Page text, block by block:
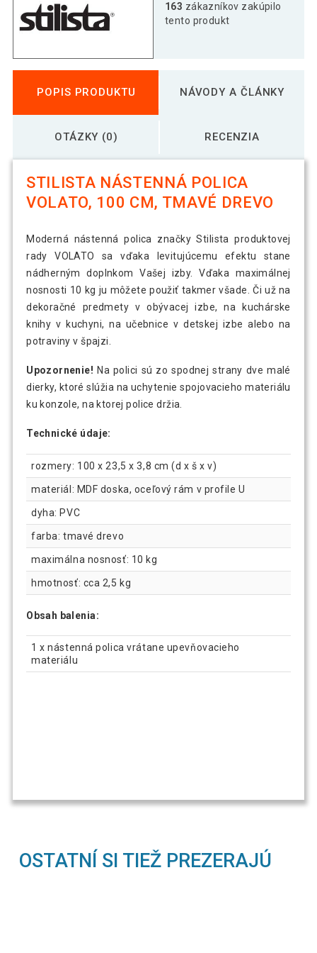
163 zákazníkov zakúpilo
tento produkt
POPIS PRODUKTU NÁVODY A ČLÁNKY
OTÁZKY (0) RECENZIA
STILISTA NÁSTENNÁ POLICA
VOLATO, 100 CM, TMAVÉ DREVO
Moderná nástenná polica značky Stilista produktovej
rady VOLATO sa vďaka levitujúcemu efektu stane
nádherným doplnkom Vašej izby. Vďaka maximálnej
nosnosti 10 kg ju môžete použiť takmer všade. Či už na
dekoračné predmety v obývacej izbe, na kuchárske
knihy v kuchyni, na učebnice v detskej izbe alebo na
potraviny v špajzi.
Upozornenie! Na polici sú zo spodnej strany dve malé
dierky, ktoré slúžia na uchytenie spojovacieho materiálu
ku konzole, na ktorej police držia.
Technické údaje:
rozmery: 100 x 23,5 x 3,8 cm (d x š x v)
materiál: MDF doska, oceľový rám v profile U
dyha: PVC
farba: tmavé drevo
maximálna nosnosť: 10 kg
hmotnosť: cca 2,5 kg
Obsah balenia:
1 x nástenná polica vrátane upevňovacieho
materiálu
OSTATNÍ SI TIEŽ PREZERAJÚ